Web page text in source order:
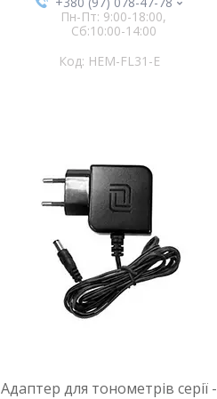
Пн-Пт: 9:00-18:00,
Сб:10:00-14:00
HEM-FL31-E
Адаптер для тонометрів серії -